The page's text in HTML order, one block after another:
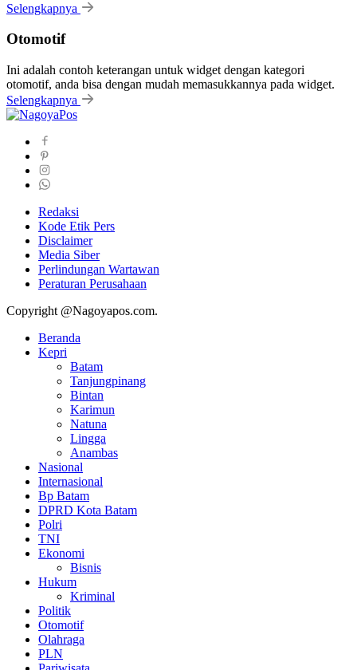
Selengkapnya
Otomotif
Ini adalah contoh keterangan untuk widget dengan kategori
otomotif, anda bisa dengan mudah memasukkannya pada widget.
Selengkapnya
Redaksi
Kode Etik Pers
Disclaimer
Media Siber
Perlindungan Wartawan
Peraturan Perusahaan
Copyright @Nagoyapos.com.
Beranda
Kepri
Batam
Tanjungpinang
Bintan
Karimun
Natuna
Lingga
Anambas
Nasional
Internasional
Bp Batam
DPRD Kota Batam
Polri
TNI
Ekonomi
Bisnis
Hukum
Kriminal
Politik
Otomotif
Olahraga
PLN